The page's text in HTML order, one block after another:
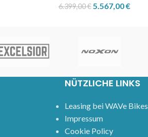
6.399,00€ 5.567,00€
NÜTZLICHE LINKS
Leasing bei WAVe Bikes
Impressum
Cookie Policy